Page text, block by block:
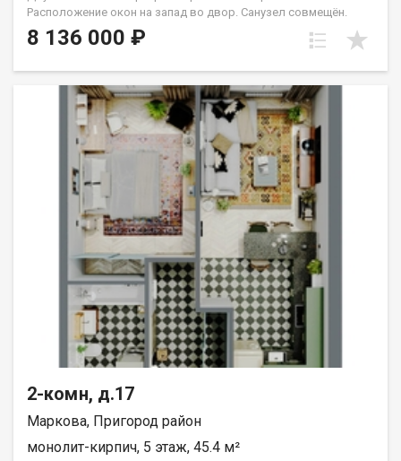
Расположение окон на запад во двор. Санузел совмещён.
Кухня выделена в нишу. Идеальное решение для первого
жилья или в качестве инвестиций. Прекрасно подойдет
8 136 000 ₽
2-комн, д.17
Маркова, Пригород район
монолит-кирпич, 5 этаж, 45.4 м²